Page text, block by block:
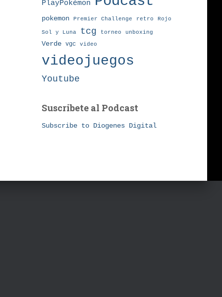
PlayPokémon
pokemon Premier Challenge retro Rojo
Sol y Luna tcg torneo unboxing
Verde vgc video
videojuegos
Youtube
Suscribete al Podcast
Subscribe to Diogenes Digital